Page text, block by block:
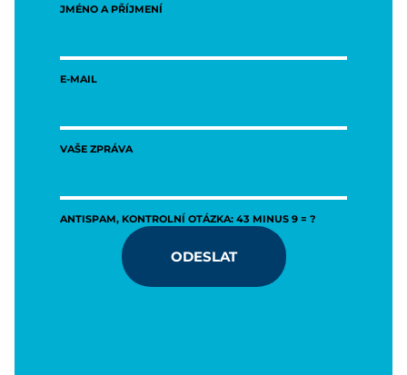
JMÉNO A PŘÍJMENÍ
E-MAIL
VAŠE ZPRÁVA
ANTISPAM, KONTROLNÍ OTÁZKA: 43 MINUS 9 = ?
ODESLAT